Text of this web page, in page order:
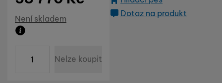
Tyto cookies nám umožňují měření výkonu našeho webu i
našich reklamních kampaní. Jejich pomocí určujeme počet
návštěv a zdroje návštěv našich internetových stránek. Data
získaná pomocí těchto cookies zpracováváme souhrnně a
uživatele našeho webu.
Marketingové
Marketingové
abychom vás neobtěžovali nevhodnou
reklamou.
Povoleno
Marketingové cookies používáme my nebo naši partneři,
Dostupnost
Není skladem
Nelze koupit
Dotaz na produkt